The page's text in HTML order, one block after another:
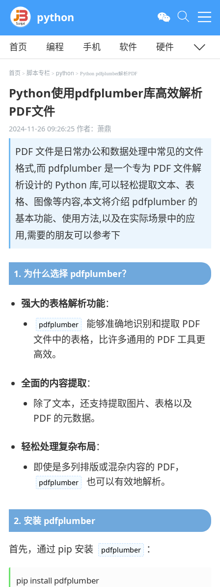
python
首页 编程 手机 软件
硬件
教程
平面 服务器
首页 > 脚本专栏> python > Python pdfplumber解析PDF
Python使用pdfplumber库高效解析
PDF文件
2024-11-26 09:26:25作者：萧鼎
PDF 文件是日常办公和数据处理中常见的文件
格式,而 pdfplumber 是一个专为 PDF 文件解
析设计的 Python 库,可以轻松提取文本、表
格、图像等内容,本文将介绍 pdfplumber 的
基本功能、使用方法,以及在实际场景中的应
用,需要的朋友可以参考下
1. 为什么选择 pdfplumber？
强大的表格解析功能：
pdfplumber
能够准确地识别和提取 PDF
文件中的表格，比许多通用的 PDF 工具更
高效。
全面的内容提取：
除了文本，还支持提取图片、表格以及
PDF 的元数据。
轻松处理复杂布局：
即使是多列排版或混杂内容的 PDF，
pdfplumber 也可以有效地解析。
2. 安装 pdfplumber
首先，通过 pip 安装 pdfplumber ：
pip install pdfplumber